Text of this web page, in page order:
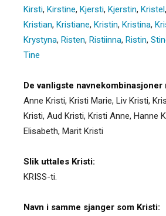
Kirsti, Kirstine, Kjersti, Kjerstin, Kristel,
Kristian, Kristiane, Kristin, Kristina,
Krystyna, Risten, Ristiinna, Ristin,
Tine
De vanligste navnekombinasjoner
Anne Kristi, Kristi Marie, Liv Kristi,
Kristi, Aud Kristi, Kristi Anne, Hanne
Elisabeth, Marit Kristi
Slik uttales Kristi:
KRISS-ti.
Navn i samme sjanger som Kristi: